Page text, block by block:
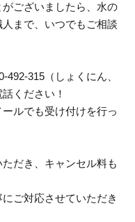
ございましたら、水の
まで、いつでもご相談
315（しょくにん、
ください！
ルでも受け付けを行っ
だき、キャンセル料も
ご対応させていただき